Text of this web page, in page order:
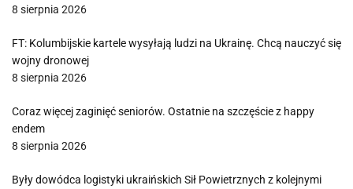
8 sierpnia 2026
FT: Kolumbijskie kartele wysyłają ludzi na Ukrainę. Chcą nauczyć się
wojny dronowej
8 sierpnia 2026
Coraz więcej zaginięć seniorów. Ostatnie na szczęście z happy
endem
8 sierpnia 2026
Były dowódca logistyki ukraińskich Sił Powietrznych z kolejnymi